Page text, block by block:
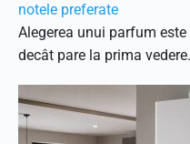
notele preferate
Alegerea unui parfum
decât pare la prima